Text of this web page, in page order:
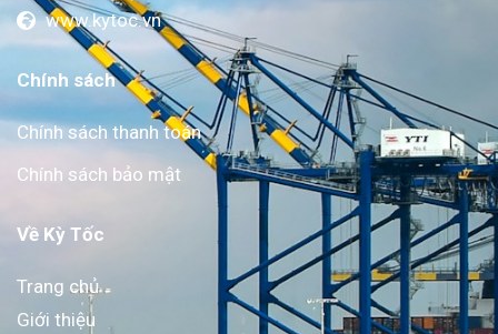
www.kytoc.vn
Chính sách
Chính sách thanh toán
Chính sách bảo mật
Về Kỳ Tốc
Trang chủ
Giới thiệu